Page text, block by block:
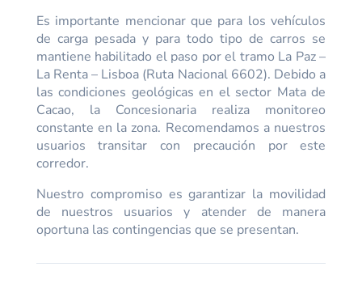
Es importante mencionar que para los vehículos
de carga pesada y para todo tipo de carros se
mantiene habilitado el paso por el tramo La Paz –
La Renta – Lisboa (Ruta Nacional 6602). Debido a
las condiciones geológicas en el sector Mata de
Cacao, la Concesionaria realiza monitoreo
constante en la zona. Recomendamos a nuestros
usuarios transitar con precaución por este
corredor.
Nuestro compromiso es garantizar la movilidad
de nuestros usuarios y atender de manera
oportuna las contingencias que se presentan.